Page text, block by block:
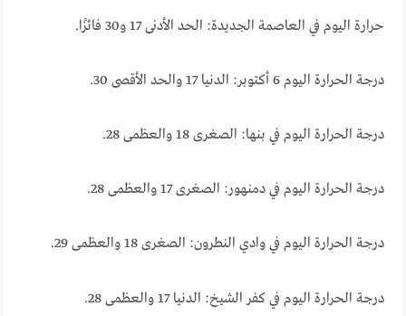
حرارة اليوم في العاصمة الجديدة: الحد الأدنى 17 و30 فائزًا.
درجة الحرارة اليوم 6 أكتوبر: الدنيا 17 والحد الأقصى 30.
درجة الحرارة اليوم في بنها: الصغرى 18 والعظمى 28.
درجة الحرارة اليوم في دمنهور: الصغرى 17 والعظمى 28.
درجة الحرارة اليوم في وادي النطرون: الصغرى 18 والعظمى 29.
درجة الحرارة اليوم في كفر الشيخ: الدنيا 17 والعظمى 28.